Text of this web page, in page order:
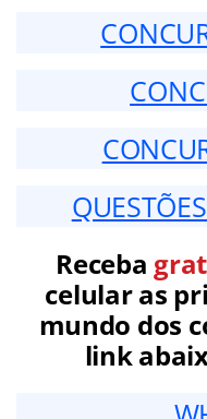
Receba
celular as
mundo dos
link